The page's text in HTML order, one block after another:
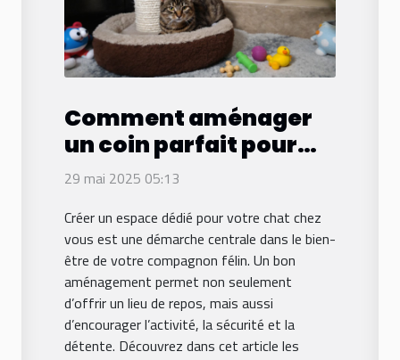
Comment aménager
un coin parfait pour
votre chat à la maison
29 mai 2025 05:13
Créer un espace dédié pour votre chat chez
vous est une démarche centrale dans le bien-
être de votre compagnon félin. Un bon
aménagement permet non seulement
d’offrir un lieu de repos, mais aussi
d’encourager l’activité, la sécurité et la
détente. Découvrez dans cet article les